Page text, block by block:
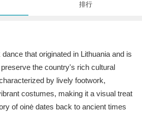
排行
that originated in Lithuania and is
the country's rich cultural
by lively footwork,
costumes, making it a visual treat
of oinė dates back to ancient times